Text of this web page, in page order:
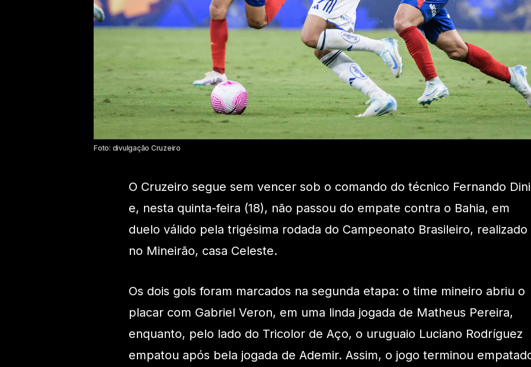
Foto: divulgação Cruzeiro
O Cruzeiro segue sem vencer sob o comando do técnico Fernando
e, nesta quinta-feira (18), não passou do empate contra o Bahia, em
duelo válido pela trigésima rodada do Campeonato Brasileiro, realizado
no Mineirão, casa Celeste.
Os dois gols foram marcados na segunda etapa: o time mineiro abriu o
placar com Gabriel Veron, em uma linda jogada de Matheus Pereira,
enquanto, pelo lado do Tricolor de Aço, o uruguaio Luciano Rodríguez
empatou após bela jogada de Ademir. Assim, o jogo terminou